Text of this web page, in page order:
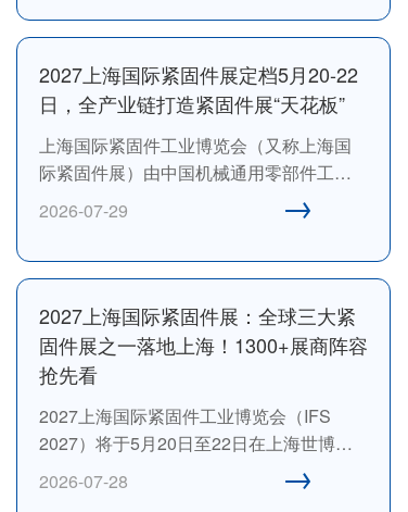
际紧固件工业博览会起源于1989年，由中
国机械通用零部件工业协会紧固件分会主
办的首届“中国国际紧固件工业展”，是中国
机械通用零部件工业协会和中国机械通用
零部件工业协会紧固件分会旗下唯一一个
国际紧固件大展，具有行业引领力和公信
力。
2027上海国际紧固件展定档5月20-22
日，全产业链打造紧固件展“天花板”
上海国际紧固件工业博览会（又称上海国
际紧固件展）由中国机械通用零部件工业
协会、中国机械通用零部件工业协会紧固
件分会、上海爱螺展览有限公司与汉诺威
际紧固件工业博览会起源于1989年，由中
国机械通用零部件工业协会紧固件分会主
办的首届“中国国际紧固件工业展”，是中国
机械通用零部件工业协会和中国机械通用
零部件工业协会紧固件分会旗下唯一一个
国际紧固件大展，具有行业引领力和公信
力。
2026-07-29 →
2027上海国际紧固件展：全球三大紧
固件展之一落地上海！1300+展商阵容
抢先看
2027上海国际紧固件工业博览会（IFS
2027）将于5月20日至22日在上海世博展
览馆盛大举行。展会由中国机械通用零部
件工业协会、中国机械通用零部件工业协
2026-07-28 →